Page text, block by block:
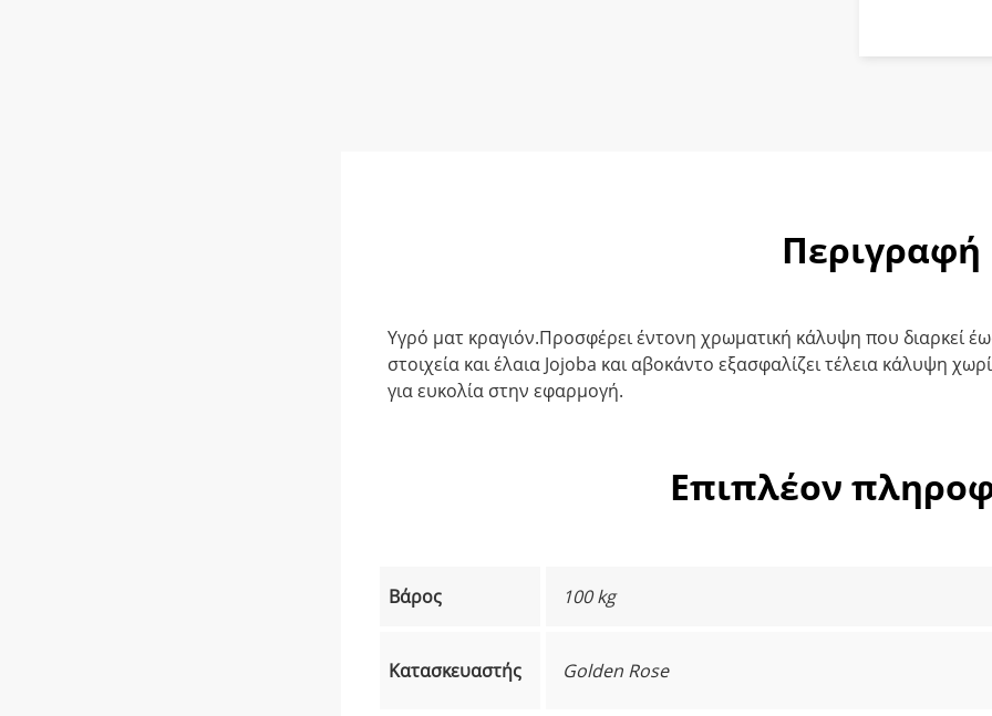
Περιγραφή
Υγρό ματ κραγιόν.Προσφέρει έντονη χρωματική κάλυψη που διαρκεί
στοιχεία και έλαια Jojoba και αβοκάντο εξασφαλίζει τέλεια κάλυψη
για ευκολία στην εφαρμογή.
Επιπλέον
Βάρος 100 kg
Κατασκευαστής Golden Rose